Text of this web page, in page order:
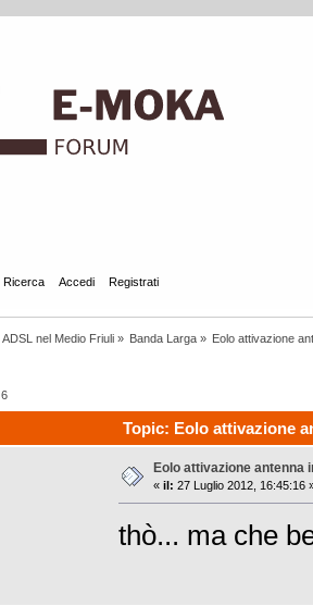
Ricerca Accedi Registrati
ADSL nel Medio Friuli» Banda Larga» Eolo attivazione
6
Topic: Eolo attivazione
Eolo attivazione antenna
« il: 27 Luglio 2012, 16:45:16
thò... ma che